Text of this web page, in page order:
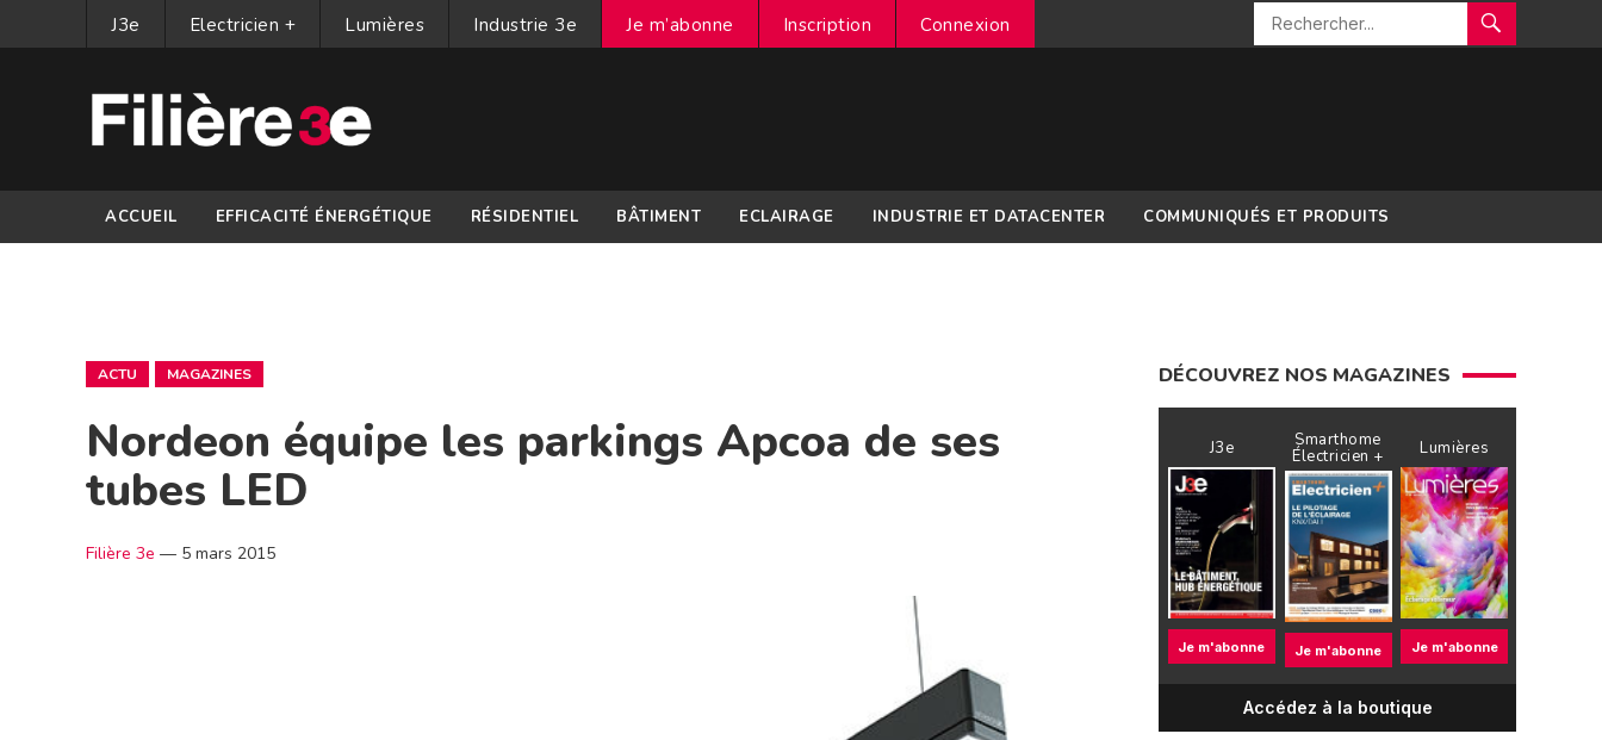
J3e Electricien + Lumières Industrie 3e Je m’abonne Inscription Connexion
ACCUEIL EFFICACITÉ ÉNERGÉTIQUE RÉSIDENTIEL BÂTIMENT ECLAIRAGE INDUSTRIE ET DATACENTER COMMUNIQUÉS ET PRODUITS
ACTU MAGAZINES
Nordeon équipe les parkings Apcoa de ses
tubes LED
Filière 3e — 5 mars 2015
DÉCOUVREZ NOS MAGAZINES
J3e
Je m'abonne
Smarthome
Électricien +
Je m'abonne
Lumières
Je m'abonne
Accédez à la boutique